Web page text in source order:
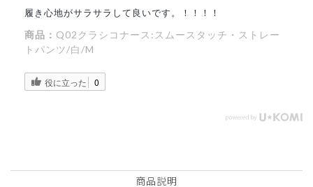
履き心地がサラサラして良いです。！！！！
商品： Q02クラシコナース:スムースタッチ・ストレー
トパンツ/白/M
役に立った 0
商品説明